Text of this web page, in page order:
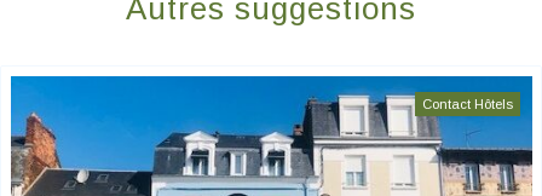
Autres suggestions
Contact Hôtels